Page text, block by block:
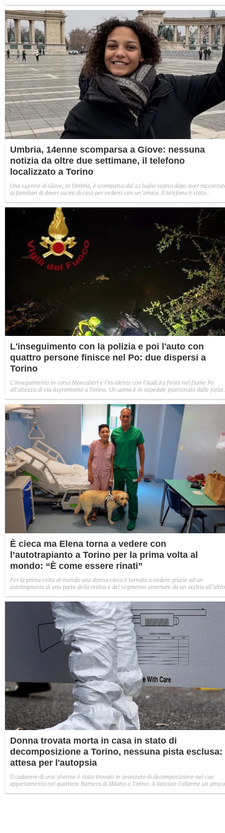
Umbria, 14enne scomparsa a Giove: nessuna
notizia da oltre due settimane, il telefono
localizzato a Torino
Una 14enne di Giove, in Umbria, è scomparsa dal 22 luglio scorso dopo aver
ai familiari di dover uscire di casa per vedersi con un’amica. Il telefono è stato
contattare il 112.
L'inseguimento con la polizia e poi l'auto con
quattro persone finisce nel Po: due dispersi a
Torino
L'inseguimento in corso Moncalieri e l'incidente con l'Audi A3 finita nel fiume Po
all'altezza di via Aspromonte a Torino. Un uomo è in ospedale piantonato dalle forze
notizie
È cieca ma Elena torna a vedere con
l’autotrapianto a Torino per la prima volta al
mondo: “È come essere rinati”
Per la prima volta al mondo una donna cieca è tornata a vedere grazie ad un
autotrapianto di una parte della retina e del segmento anteriore da un occhio all’altro
Donna trovata morta in casa in stato di
decomposizione a Torino, nessuna pista esclusa:
attesa per l'autopsia
Il cadavere di una 36enne è stato trovato in avanzato di decomposizione nel suo
appartamento nel quartiere Barriera di Milano a Torino. A lanciare l'allarme un